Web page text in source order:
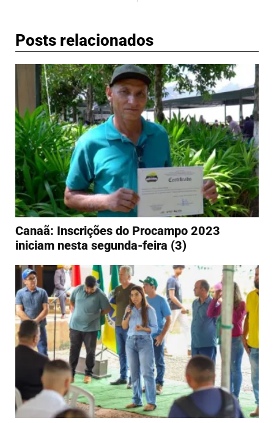
Posts relacionados
Canaã: Inscrições do Procampo 2023
iniciam nesta segunda-feira (3)